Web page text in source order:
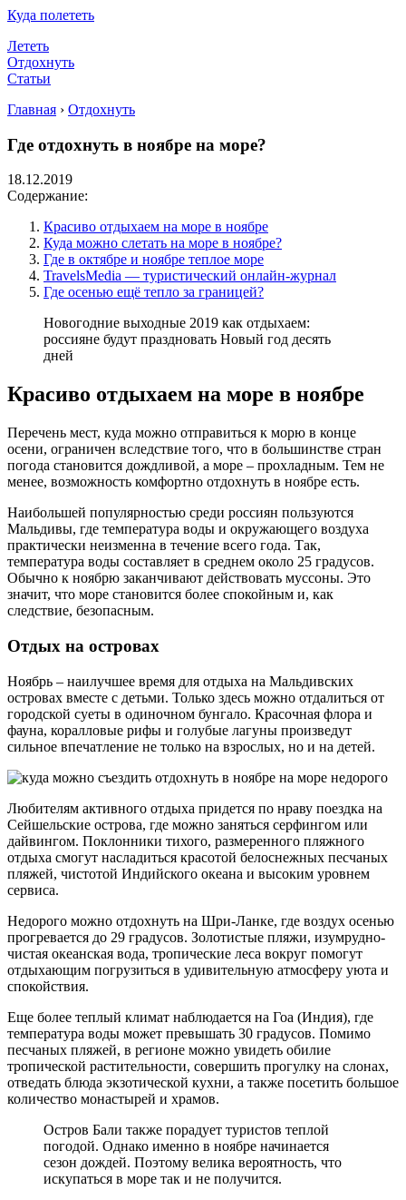
Куда полететь
Лететь
Отдохнуть
Статьи
Главная › Отдохнуть
Где отдохнуть в ноябре на море?
18.12.2019
Содержание:
Красиво отдыхаем на море в ноябре
Куда можно слетать на море в ноябре?
Где в октябре и ноябре теплое море
TravelsMedia — туристический онлайн-журнал
Где осенью ещё тепло за границей?
Новогодние выходные 2019 как отдыхаем:
россияне будут праздновать Новый год десять
дней
Красиво отдыхаем на море в ноябре
Перечень мест, куда можно отправиться к морю в конце
осени, ограничен вследствие того, что в большинстве стран
погода становится дождливой, а море – прохладным. Тем не
менее, возможность комфортно отдохнуть в ноябре есть.
Наибольшей популярностью среди россиян пользуются
Мальдивы, где температура воды и окружающего воздуха
практически неизменна в течение всего года. Так,
температура воды составляет в среднем около 25 градусов.
Обычно к ноябрю заканчивают действовать муссоны. Это
значит, что море становится более спокойным и, как
следствие, безопасным.
Отдых на островах
Ноябрь – наилучшее время для отдыха на Мальдивских
островах вместе с детьми. Только здесь можно отдалиться от
городской суеты в одиночном бунгало. Красочная флора и
фауна, коралловые рифы и голубые лагуны произведут
сильное впечатление не только на взрослых, но и на детей.
Любителям активного отдыха придется по нраву поездка на
Сейшельские острова, где можно заняться серфингом или
дайвингом. Поклонники тихого, размеренного пляжного
отдыха смогут насладиться красотой белоснежных песчаных
пляжей, чистотой Индийского океана и высоким уровнем
сервиса.
Недорого можно отдохнуть на Шри-Ланке, где воздух осенью
прогревается до 29 градусов. Золотистые пляжи, изумрудно-
чистая океанская вода, тропические леса вокруг помогут
отдыхающим погрузиться в удивительную атмосферу уюта и
спокойствия.
Еще более теплый климат наблюдается на Гоа (Индия), где
температура воды может превышать 30 градусов. Помимо
песчаных пляжей, в регионе можно увидеть обилие
тропической растительности, совершить прогулку на слонах,
отведать блюда экзотической кухни, а также посетить большое
количество монастырей и храмов.
Остров Бали также порадует туристов теплой
погодой. Однако именно в ноябре начинается
сезон дождей. Поэтому велика вероятность, что
искупаться в море так и не получится.